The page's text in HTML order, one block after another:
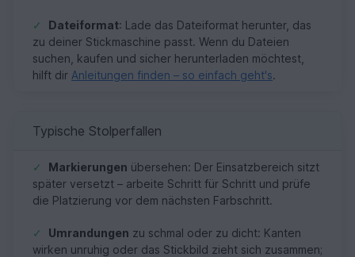
✓ Dateiformat: Lade das Dateiformat herunter, das
zu deiner Stickmaschine passt. Wenn du Dateien
suchen, kaufen und sicher herunterladen möchtest,
hilft dir Anleitungen finden – so einfach geht's.
Typische Stolperfallen
✓ Markierungen übersehen: Der Einsatzbereich sitzt
später versetzt – arbeite Schritt für Schritt und prüfe
die Platzierung vor dem nächsten Farbschritt.
✓ Umrandungen zu schmal oder zu dicht: Kanten
wirken unruhig oder das Stickbild zieht sich zusammen;